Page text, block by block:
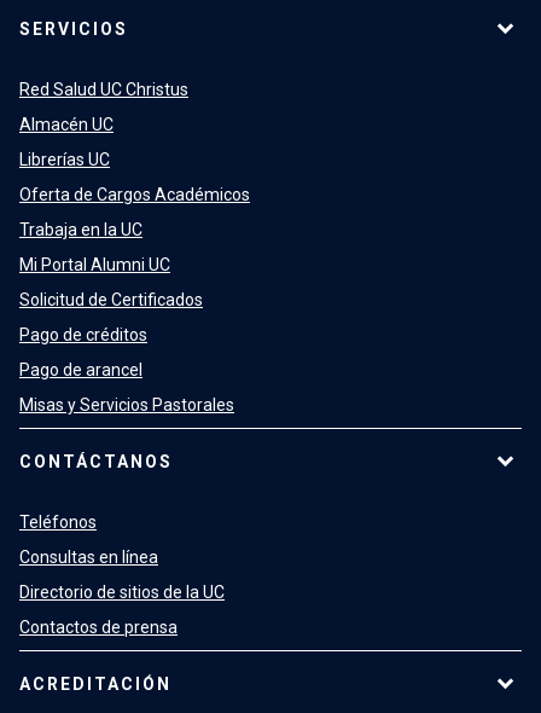
SERVICIOS
Red Salud UC Christus
Almacén UC
Librerías UC
Oferta de Cargos Académicos
Trabaja en la UC
Mi Portal Alumni UC
Solicitud de Certificados
Pago de créditos
Pago de arancel
Misas y Servicios Pastorales
CONTÁCTANOS
Teléfonos
Consultas en línea
Directorio de sitios de la UC
Contactos de prensa
ACREDITACIÓN